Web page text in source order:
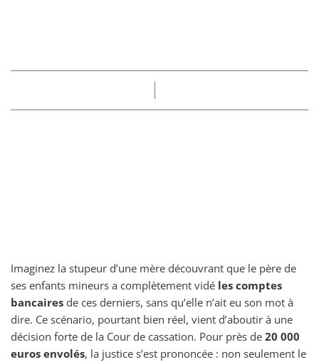
Imaginez la stupeur d’une mère découvrant que le père de
ses enfants mineurs a complètement vidé les comptes
bancaires de ces derniers, sans qu’elle n’ait eu son mot à
dire. Ce scénario, pourtant bien réel, vient d’aboutir à une
décision forte de la Cour de cassation. Pour près de 20 000
euros envolés, la justice s’est prononcée : non seulement le